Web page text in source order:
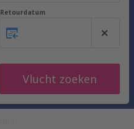
Retourdatum
Vlucht zoeken